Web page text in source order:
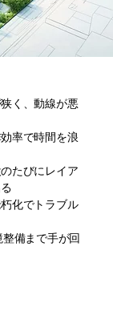
く、動線が悪
率で時間を浪
たびにレイア
化でトラブル
備まで手が回